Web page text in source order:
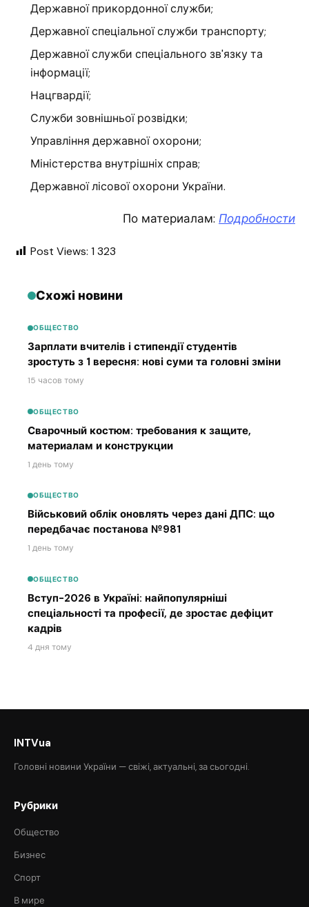
Державної прикордонної служби;
Державної спеціальної служби транспорту;
Державної служби спеціального зв'язку та
інформації;
Нацгвардії;
Служби зовнішньої розвідки;
Управління державної охорони;
Міністерства внутрішніх справ;
Державної лісової охорони України.
По материалам: Подробности
Post Views: 1 323
Схожі новини
ОБЩЕСТВО
Зарплати вчителів і стипендії студентів
зростуть з 1 вересня: нові суми та головні зміни
15 часов тому
ОБЩЕСТВО
Сварочный костюм: требования к защите,
материалам и конструкции
1 день тому
ОБЩЕСТВО
Військовий облік оновлять через дані ДПС: що
передбачає постанова №981
1 день тому
ОБЩЕСТВО
Вступ-2026 в Україні: найпопулярніші
спеціальності та професії, де зростає дефіцит
кадрів
4 дня тому
INTVua
Головні новини України — свіжі, актуальні, за сьогодні.
Рубрики
Общество
Бизнес
Спорт
В мире